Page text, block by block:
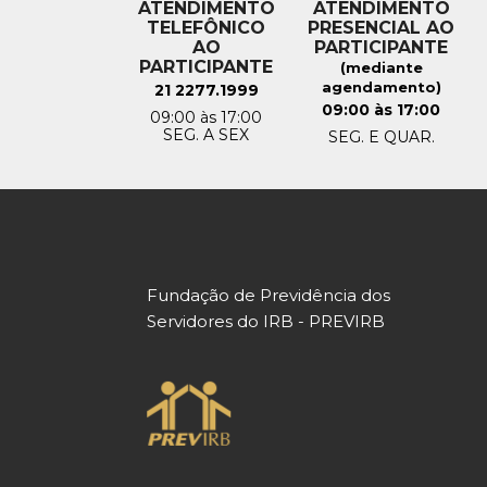
ATENDIMENTO
TELEFÔNICO
AO
PARTICIPANTE
21 2277.1999
09:00 às 17:00
SEG. A SEX
ATENDIMENTO
PRESENCIAL AO
PARTICIPANTE
(mediante
agendamento)
09:00 às 17:00
SEG. E QUAR.
Fundação de Previdência dos
Servidores do IRB - PREVIRB